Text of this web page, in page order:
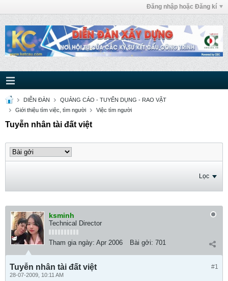
Đăng nhập hoặc Đăng kí
DIỄN ĐÀN
QUẢNG CÁO - TUYỂN DỤNG - RAO VẶT
Giới thiệu tìm việc, tìm người
Việc tìm người
Tuyễn nhân tài đất việt
Lọc
ksminh
Technical Director
Tham gia ngày: Apr 2006 Bài gởi: 701
#1
Tuyễn nhân tài đất việt
28-07-2009, 10:11 AM